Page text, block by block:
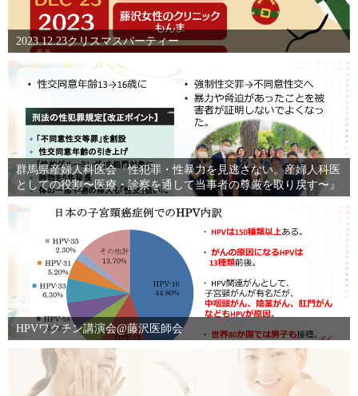
2023.12.23クリスマスパーティー
群馬県産婦人科医会『性犯罪・性暴力を見逃さない。産婦人科医
としての役割〜医療・診察を通して当事者の尊厳を取り戻す〜』
HPVワクチン講演会@藤沢医師会